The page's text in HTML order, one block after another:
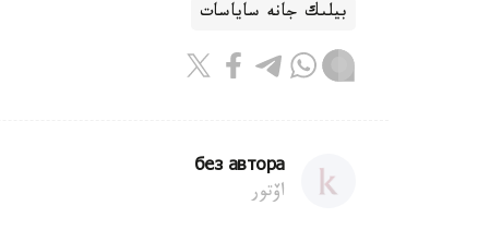
بيلىك جانە ساياسات
без автора
اۆتور